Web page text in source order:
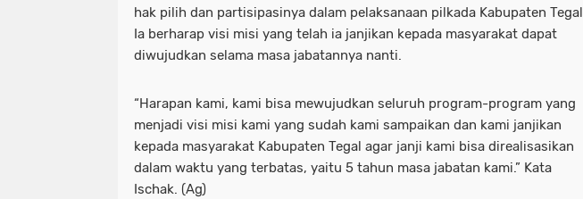
hak pilih dan partisipasinya dalam pelaksanaan pilkada Kabupaten Tegal.
Ia berharap visi misi yang telah ia janjikan kepada masyarakat dapat
diwujudkan selama masa jabatannya nanti.
“Harapan kami, kami bisa mewujudkan seluruh program-program yang
menjadi visi misi kami yang sudah kami sampaikan dan kami janjikan
kepada masyarakat Kabupaten Tegal agar janji kami bisa direalisasikan
dalam waktu yang terbatas, yaitu 5 tahun masa jabatan kami.” Kata
Ischak. (Ag)